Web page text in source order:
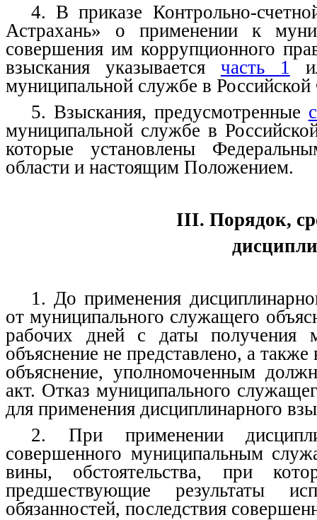
4. В приказе Контрольно-
Астрахань» о применении к
совершения им коррупционного
взыскания указывается часть 1
муниципальной службе в
5. Взыскания, предусмотренные
муниципальной службе в
которые установлены
области и настоящим Положением.
III. Порядок,
1. До применения
от муниципального служащего
рабочих дней с даты получения
объяснение не представлено, а
объяснение, уполномоченным
акт. Отказ муниципального
для применения дисциплинарного
2. При применении
совершенного муниципальным
вины, обстоятельства, при
предшествующие результаты
обязанностей, последствия